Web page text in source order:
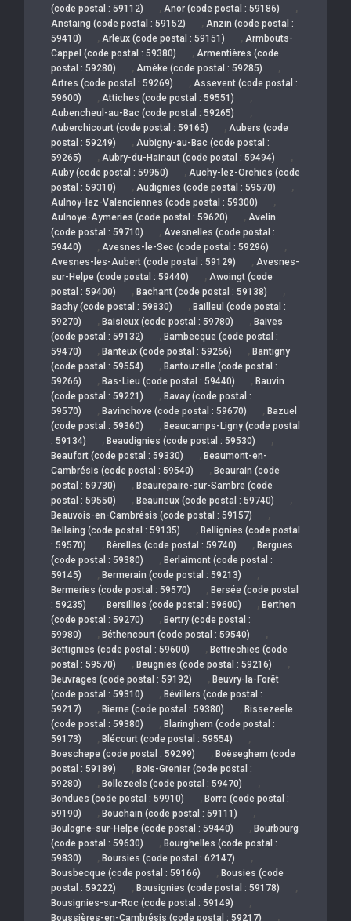
(code postal : 59112)
, Anor (code postal : 59186) ,
Anstaing (code postal : 59152) , Anzin (code postal :
59410)
, Arleux (code postal : 59151) , Armbouts-
Cappel (code postal : 59380)
, Armentières (code
postal : 59280)
, Arnèke (code postal : 59285) ,
Artres (code postal : 59269) , Assevent (code postal :
59600)
, Attiches (code postal : 59551) ,
Aubencheul-au-Bac (code postal : 59265) ,
Auberchicourt (code postal : 59165) , Aubers (code
postal : 59249)
, Aubigny-au-Bac (code postal :
59265)
, Aubry-du-Hainaut (code postal : 59494) ,
Auby (code postal : 59950) , Auchy-lez-Orchies (code
postal : 59310)
, Audignies (code postal : 59570) ,
Aulnoy-lez-Valenciennes (code postal : 59300) ,
Aulnoye-Aymeries (code postal : 59620) , Avelin
(code postal : 59710)
, Avesnelles (code postal :
59440)
, Avesnes-le-Sec (code postal : 59296) ,
Avesnes-les-Aubert (code postal : 59129) , Avesnes-
sur-Helpe (code postal : 59440)
, Awoingt (code
postal : 59400)
, Bachant (code postal : 59138) ,
Bachy (code postal : 59830) , Bailleul (code postal :
59270)
, Baisieux (code postal : 59780) , Baives
(code postal : 59132)
, Bambecque (code postal :
59470)
, Banteux (code postal : 59266) , Bantigny
(code postal : 59554)
, Bantouzelle (code postal :
59266)
, Bas-Lieu (code postal : 59440) , Bauvin
(code postal : 59221)
, Bavay (code postal :
59570)
, Bavinchove (code postal : 59670) , Bazuel
(code postal : 59360)
, Beaucamps-Ligny (code postal
: 59134)
, Beaudignies (code postal : 59530) ,
Beaufort (code postal : 59330) , Beaumont-en-
Cambrésis (code postal : 59540)
, Beaurain (code
postal : 59730)
, Beaurepaire-sur-Sambre (code
postal : 59550)
, Beaurieux (code postal : 59740) ,
Beauvois-en-Cambrésis (code postal : 59157) ,
Bellaing (code postal : 59135) , Bellignies (code postal
: 59570)
, Bérelles (code postal : 59740) , Bergues
(code postal : 59380)
, Berlaimont (code postal :
59145)
, Bermerain (code postal : 59213) ,
Bermeries (code postal : 59570) , Bersée (code postal
: 59235)
, Bersillies (code postal : 59600) , Berthen
(code postal : 59270)
, Bertry (code postal :
59980)
, Béthencourt (code postal : 59540) ,
Bettignies (code postal : 59600) , Bettrechies (code
postal : 59570)
, Beugnies (code postal : 59216) ,
Beuvrages (code postal : 59192) , Beuvry-la-Forêt
(code postal : 59310)
, Bévillers (code postal :
59217)
, Bierne (code postal : 59380) , Bissezeele
(code postal : 59380)
, Blaringhem (code postal :
59173)
, Blécourt (code postal : 59554) ,
Boeschepe (code postal : 59299) , Boëseghem (code
postal : 59189)
, Bois-Grenier (code postal :
59280)
, Bollezeele (code postal : 59470) ,
Bondues (code postal : 59910) , Borre (code postal :
59190)
, Bouchain (code postal : 59111) ,
Boulogne-sur-Helpe (code postal : 59440) , Bourbourg
(code postal : 59630)
, Bourghelles (code postal :
59830)
, Boursies (code postal : 62147) ,
Bousbecque (code postal : 59166) , Bousies (code
postal : 59222)
, Bousignies (code postal : 59178) ,
Bousignies-sur-Roc (code postal : 59149) ,
Boussières-en-Cambrésis (code postal : 59217) ,